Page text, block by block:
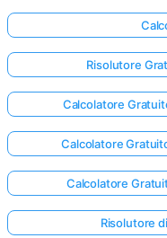
Risolutore
Calcolatore
Calcolatore
Calcolatore
Risolutore